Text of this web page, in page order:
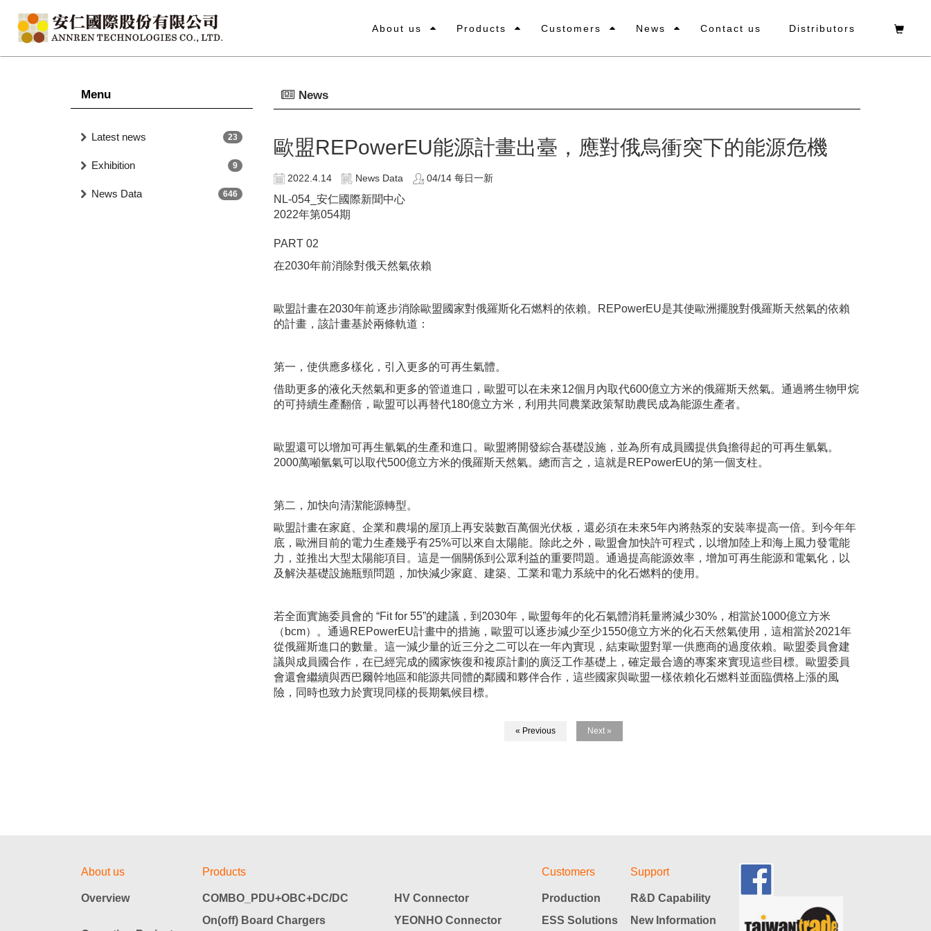
About us Products Customers News Contact us Distributors
Menu
Latest news 23
Exhibition 9
News Data 646
News
歐盟REPowerEU能源計畫出臺，應對俄烏衝突下的能源危機
2022.4.14 News Data 04/14 每日一新
NL-054_安仁國際新聞中心
2022年第054期
PART 02
在2030年前消除對俄天然氣依賴
歐盟計畫在2030年前逐步消除歐盟國家對俄羅斯化石燃料的依賴。REPowerEU是其使歐洲擺脫對俄羅斯天然氣的依賴
的計畫，該計畫基於兩條軌道：
第一，使供應多樣化，引入更多的可再生氣體。
借助更多的液化天然氣和更多的管道進口，歐盟可以在未來12個月內取代600億立方米的俄羅斯天然氣。通過將生物甲烷
的可持續生產翻倍，歐盟可以再替代180億立方米，利用共同農業政策幫助農民成為能源生產者。
歐盟還可以增加可再生氫氣的生產和進口。歐盟將開發綜合基礎設施，並為所有成員國提供負擔得起的可再生氫氣。
2000萬噸氫氣可以取代500億立方米的俄羅斯天然氣。總而言之，這就是REPowerEU的第一個支柱。
第二，加快向清潔能源轉型。
歐盟計畫在家庭、企業和農場的屋頂上再安裝數百萬個光伏板，還必須在未來5年內將熱泵的安裝率提高一倍。到今年年
底，歐洲目前的電力生產幾乎有25%可以來自太陽能。除此之外，歐盟會加快許可程式，以增加陸上和海上風力發電能
力，並推出大型太陽能項目。這是一個關係到公眾利益的重要問題。通過提高能源效率，增加可再生能源和電氣化，以
及解決基礎設施瓶頸問題，加快減少家庭、建築、工業和電力系統中的化石燃料的使用。
若全面實施委員會的 “Fit for 55”的建議，到2030年，歐盟每年的化石氣體消耗量將減少30%，相當於1000億立方米
（bcm）。通過REPowerEU計畫中的措施，歐盟可以逐步減少至少1550億立方米的化石天然氣使用，這相當於2021年
從俄羅斯進口的數量。這一減少量的近三分之二可以在一年內實現，結束歐盟對單一供應商的過度依賴。歐盟委員會建
議與成員國合作，在已經完成的國家恢復和複原計劃的廣泛工作基礎上，確定最合適的專案來實現這些目標。歐盟委員
會還會繼續與西巴爾幹地區和能源共同體的鄰國和夥伴合作，這些國家與歐盟一樣依賴化石燃料並面臨價格上漲的風
險，同時也致力於實現同樣的長期氣候目標。
« Previous Next »
About us
Overview
Products
COMBO_PDU+OBC+DC/DC
On(off) Board Chargers
HV Connector
YEONHO Connector
Customers
Production
ESS Solutions
Support
R&D Capability
New Information